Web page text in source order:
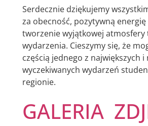
Serdecznie dziękujemy
za obecność, pozytywną
tworzenie wyjątkowej atmosfery
wydarzenia. Cieszymy się, że
częścią jednego z największych
wyczekiwanych wydarzeń
regionie.
GALERIA